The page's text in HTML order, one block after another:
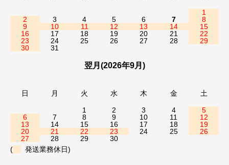
1
2
3 4 5 6 7
8
9
10 11 12 13 14
15
16
17 18 19 20 21
22
23
24 25 26 27 28
29
30
31
翌月(2026年9月)
日 月 火 水 木 金 土
1 2 3 4
5
6
7 8 9 10 11
12
13
14 15 16 17 18
19
20
21 22 23 24 25
26
27
28 29
30
(
発送業務休日)